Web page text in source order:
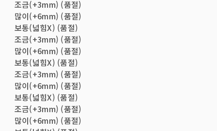
조금(+3mm) (품절)
많이(+6mm) (품절)
보통(넓힘X) (품절)
조금(+3mm) (품절)
많이(+6mm) (품절)
보통(넓힘X) (품절)
조금(+3mm) (품절)
많이(+6mm) (품절)
보통(넓힘X) (품절)
조금(+3mm) (품절)
많이(+6mm) (품절)